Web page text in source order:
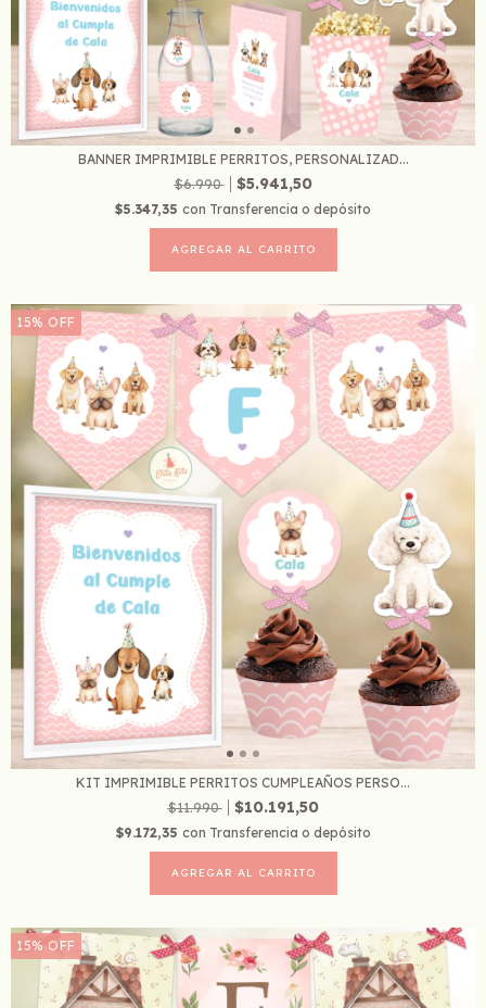
BANNER IMPRIMIBLE PERRITOS, PERSONALIZAD...
$6.990
$5.941,50
$5.347,35 con Transferencia o depósito
15% OFF
KIT IMPRIMIBLE PERRITOS CUMPLEAÑOS PERSO...
$11.990
$10.191,50
$9.172,35 con Transferencia o depósito
15% OFF